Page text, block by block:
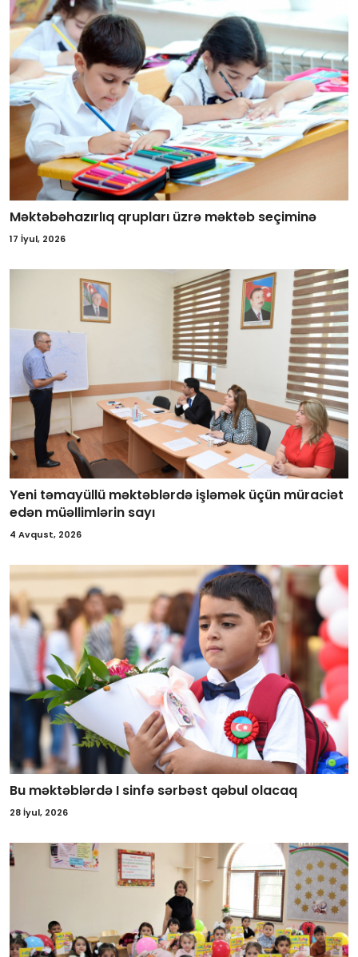
Məktəbəhazırlıq qrupları üzrə məktəb seçiminə
17 İyul, 2026
Yeni təmayüllü məktəblərdə işləmək üçün müraciət
edən müəllimlərin sayı
4 Avqust, 2026
Bu məktəblərdə I sinfə sərbəst qəbul olacaq
28 İyul, 2026